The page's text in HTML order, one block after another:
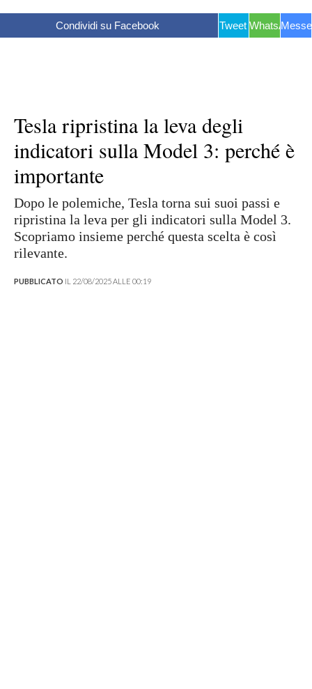
Condividi su Facebook Tweet WhatsApp
Tesla ripristina la leva degli
indicatori sulla Model 3: perché è
importante
Dopo le polemiche, Tesla torna sui suoi passi e
ripristina la leva per gli indicatori sulla Model 3.
Scopriamo insieme perché questa scelta è così
rilevante.
PUBBLICATO IL 22/08/2025 ALLE 00:19